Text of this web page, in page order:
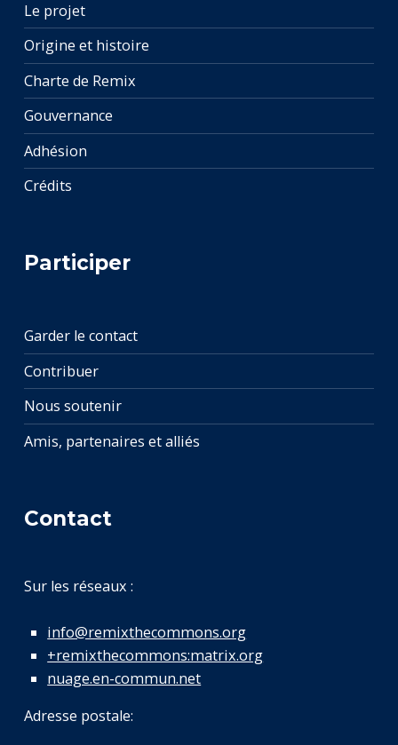
Le projet
Origine et histoire
Charte de Remix
Gouvernance
Adhésion
Crédits
Participer
Garder le contact
Contribuer
Nous soutenir
Amis, partenaires et alliés
Contact
Sur les réseaux :
info@remixthecommons.org
+remixthecommons:matrix.org
nuage.en-commun.net
Adresse postale: